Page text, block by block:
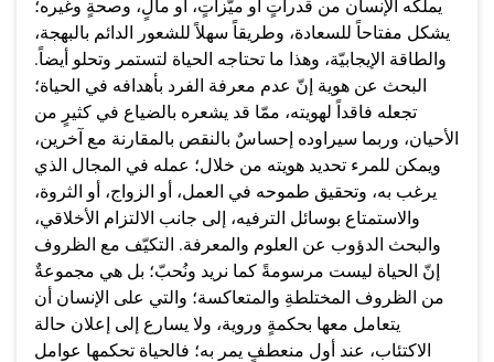
يملكه الإنسان من قدراتٍ أو ميّزاتٍ، أو مالٍ، وصحةٍ وغيره؛
يشكل مفتاحاً للسعادة، وطريقاً سهلاً للشعور الدائم بالبهجة،
والطاقة الإيجابيّة، وهذا ما تحتاجه الحياة لتستمر وتحلو أيضاً.
البحث عن هوية إنّ عدم معرفة الفرد بأهدافه في الحياة؛
تجعله فاقداً لهويته، ممّا قد يشعره بالضياع في كثيرٍ من
الأحيان، وربما سيراوده إحساسٌ بالنقص بالمقارنة مع آخرين،
ويمكن للمرء تحديد هويته من خلال؛ عمله في المجال الذي
يرغب به، وتحقيق طموحه في العمل، أو الزواج، أو الثروة،
والاستمتاع بوسائل الترفيه، إلى جانب الالتزام الأخلاقي،
والبحث الدؤوب عن العلوم والمعرفة. التكيّف مع الظروف
إنّ الحياة ليست مرسومةً كما نريد ونُحبّ؛ بل هي مجموعةٌ
من الظروف المختلطةِ والمتعاكسة؛ والتي على الإنسان أن
يتعامل معها بحكمةٍ وروية، ولا يسارع إلى إعلان حالة
الاكتئاب، عند أول منعطفٍ يمر به؛ فالحياة تحكمها عوامل